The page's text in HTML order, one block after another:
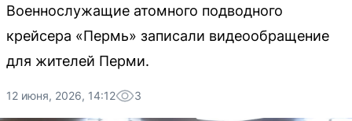
Военнослужащие атомного подводного
крейсера «Пермь» записали видеообращение
для жителей Перми.
12 июня, 2026, 14:12 3